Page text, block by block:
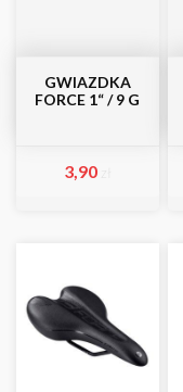
GWIAZDKA
FORCE 1“ / 9 G
3,90